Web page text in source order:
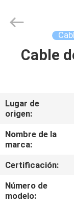
HOGAR
SOBRE
NOSOTROS
VIAJE
DE
Weiruo
Communication
Reserved.Cable
Lugar de
origen:
Nombre de la
marca:
Certificación:
Número de
modelo: